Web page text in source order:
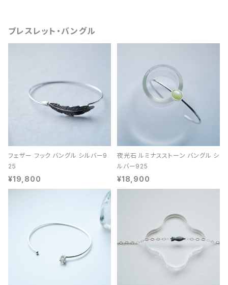
ブレスレット・バングル
フェザー フック バングル シルバー9
25
¥19,800
夜光石 ルミナスストーン バングル シ
ルバー925
¥18,900